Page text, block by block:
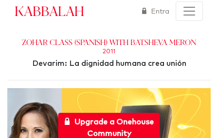
Kabbalah Entra
Zohar Class (Spanish) with Batsheva Meron
2011
Devarim: La dignidad humana crea unión
Upgrade a Onehouse
Community